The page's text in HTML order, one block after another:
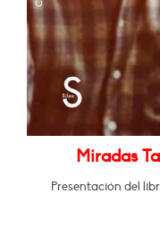
Miradas
Presentación del